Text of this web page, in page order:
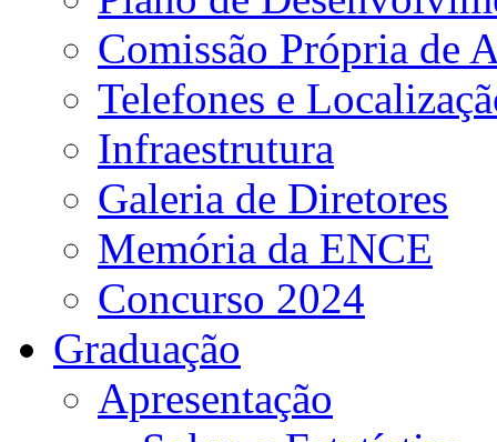
Comissão Própria de
Telefones e
Infraestrutura
Galeria de Diretores
Memória da ENCE
Concurso 2024
Graduação
Apresentação